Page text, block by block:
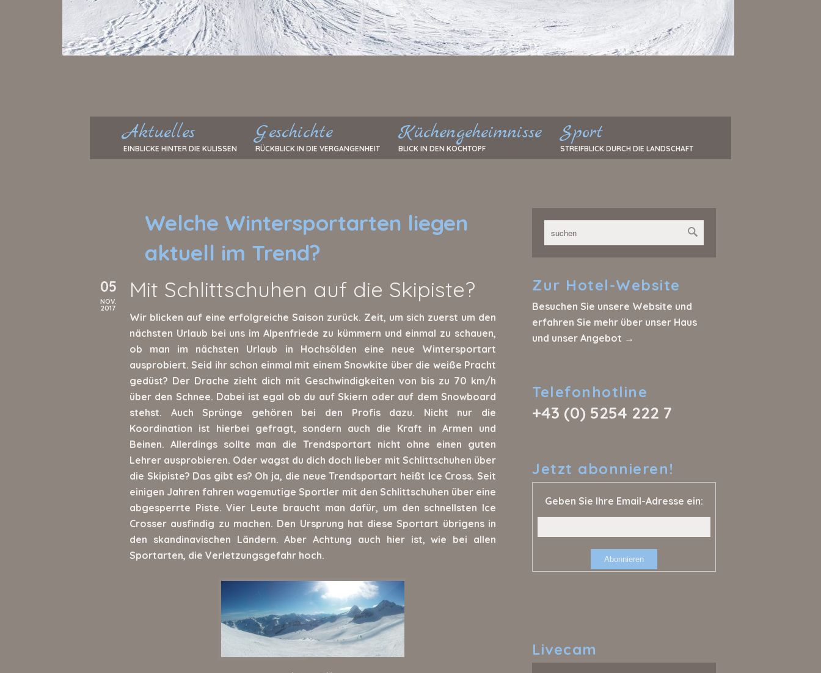
Aktuelles
EINBLICKE HINTER DIE KULISSEN
Geschichte
RÜCKBLICK IN DIE VERGANGENHEIT
Küchengeheimnisse
BLICK IN DEN KOCHTOPF
Sport
STREIFBLICK DURCH DIE LANDSCHAFT
Welche Wintersportarten liegen
aktuell im Trend?
05
NOV.
2017
Mit Schlittschuhen auf die Skipiste?
Wir blicken auf eine erfolgreiche Saison zurück. Zeit, um sich zuerst um den
nächsten Urlaub bei uns im Alpenfriede zu kümmern und einmal zu schauen,
ob man im nächsten Urlaub in Hochsölden eine neue Wintersportart
ausprobiert. Seid ihr schon einmal mit einem Snowkite über die weiße Pracht
gedüst? Der Drache zieht dich mit Geschwindigkeiten von bis zu 70 km/h
über den Schnee. Dabei ist egal ob du auf Skiern oder auf dem Snowboard
stehst. Auch Sprünge gehören bei den Profis dazu. Nicht nur die
Koordination ist hierbei gefragt, sondern auch die Kraft in Armen und
Beinen. Allerdings sollte man die Trendsportart nicht ohne einen guten
Lehrer ausprobieren. Oder wagst du dich doch lieber mit Schlittschuhen über
die Skipiste? Das gibt es? Oh ja, die neue Trendsportart heißt Ice Cross. Seit
einigen Jahren fahren wagemutige Sportler mit den Schlittschuhen über eine
abgesperrte Piste. Vier Leute braucht man dafür, um den schnellsten Ice
Crosser ausfindig zu machen. Den Ursprung hat diese Sportart übrigens in
den skandinavischen Ländern. Aber Achtung auch hier ist, wie bei allen
Sportarten, die Verletzungsgefahr hoch.
Zur Hotel-Website
Besuchen Sie unsere Website und
erfahren Sie mehr über unser Haus
und unser Angebot →
Telefonhotline
+43 (0) 5254 222 7
Jetzt abonnieren!
Geben Sie Ihre Email-Adresse ein:
Livecam